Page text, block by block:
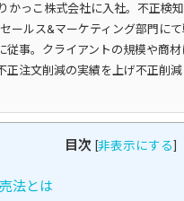
かっこ株式会社に入社。不正検
ールス&マーケティング部門に
従事。クライアントの規模や商
正注文削減の実績を上げ不正削
目次 [非表示にする]
法とは